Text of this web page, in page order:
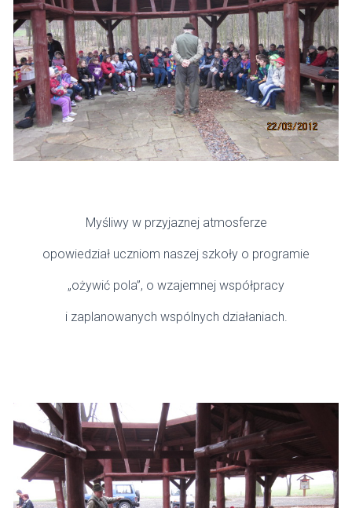
Myśliwy w przyjaznej atmosferze
opowiedział uczniom naszej szkoły o programie
„ożywić pola”, o wzajemnej współpracy
i zaplanowanych wspólnych działaniach.